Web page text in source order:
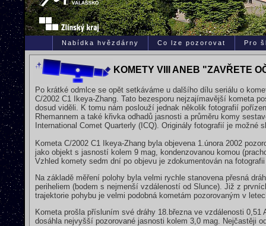
Nabídka hvězdárny Co lze pozorovat Pro
KOMETY VIII ANEB "ZAVŘETE
Po krátké odmlce se opět setkáváme u dalšího dílu seriálu o
C/2002 C1 Ikeya-Zhang. Tato bezesporu nejzajímavější kometa
dosud viděli. K tomu nám poslouží jednak několik fotografií
Rhemannem a také křivka odhadů jasnosti a průměru komy
International Comet Quarterly (ICQ). Originály fotografií je možné
Kometa C/2002 C1 Ikeya-Zhang byla objevena 1.února 2002
jako objekt s jasností kolem 9 mag, kondenzovanou komou
Vzhled komety sedm dní po objevu je zdokumentován na
Na základě měření polohy byla velmi rychle stanovena přesná
periheliem (bodem s nejmenší vzdáleností od Slunce). Již z
trajektorie pohybu je velmi podobná kometám pozorovaným v
Kometa prošla přísluním své dráhy 18.března ve vzdálenosti
dosáhla nejvyšší pozorované jasnosti kolem 3,0 mag. Nejčastěji